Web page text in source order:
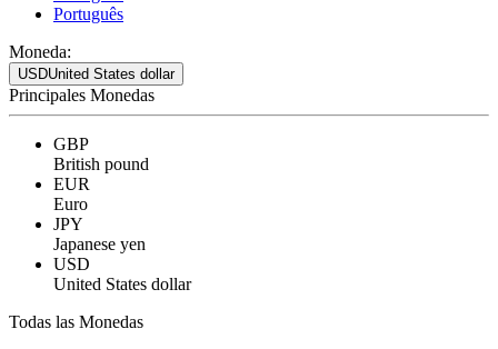
Português
Moneda:
USDUnited States dollar
Principales Monedas
GBP
British pound
EUR
Euro
JPY
Japanese yen
USD
United States dollar
Todas las Monedas